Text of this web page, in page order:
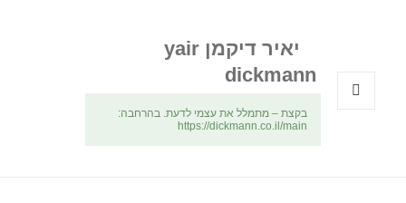
יאיר דיקמן yair
dickmann
בקצת – מתמלל את עצמי לדעת. בהרחבה:
https://dickmann.co.il/main